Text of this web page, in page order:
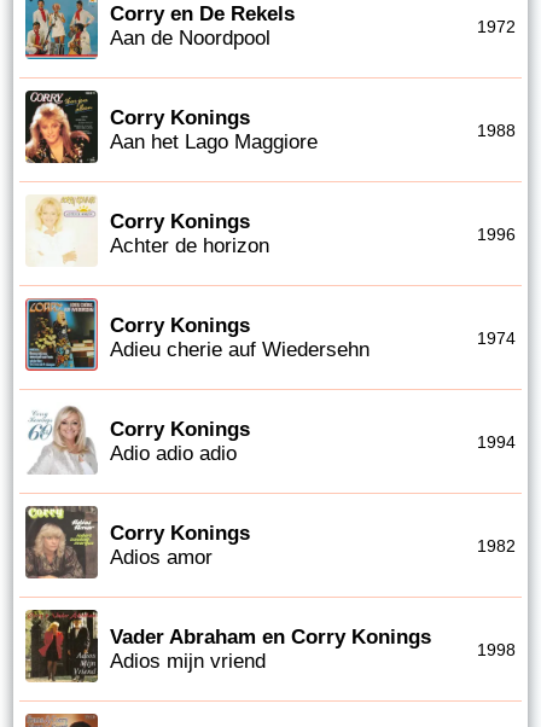
Corry en De Rekels
Aan de Noordpool
1972
Corry Konings
Aan het Lago Maggiore
1988
Corry Konings
Achter de horizon
1996
Corry Konings
Adieu cherie auf Wiedersehn
1974
Corry Konings
Adio adio adio
1994
Corry Konings
Adios amor
1982
Vader Abraham en Corry Konings
Adios mijn vriend
1998